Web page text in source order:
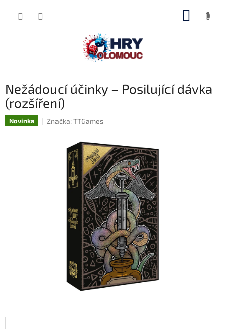
Nežádoucí účinky – Posilující dávka
(rozšíření)
Novinka Značka:TTGames